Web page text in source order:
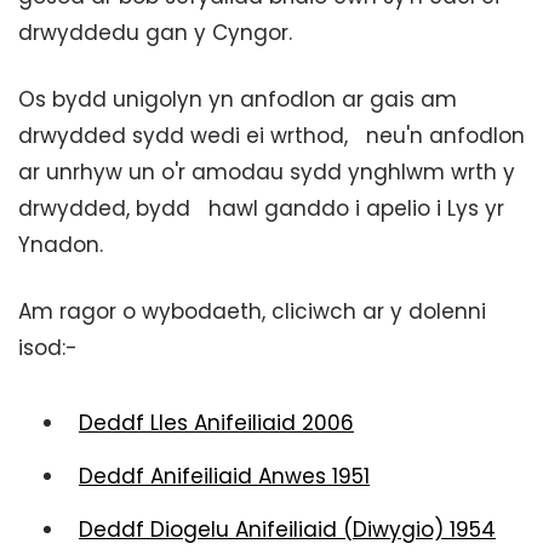
drwyddedu gan y Cyngor.
Os bydd unigolyn yn anfodlon ar gais am
drwydded sydd wedi ei wrthod, neu'n anfodlon
ar unrhyw un o'r amodau sydd ynghlwm wrth y
drwydded, bydd hawl ganddo i apelio i Lys yr
Ynadon.
Am ragor o wybodaeth, cliciwch ar y dolenni
isod:-
Deddf Lles Anifeiliaid 2006
Deddf Anifeiliaid Anwes 1951
Deddf Diogelu Anifeiliaid (Diwygio) 1954